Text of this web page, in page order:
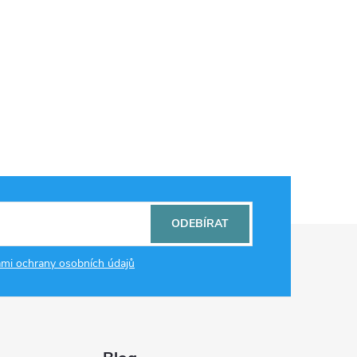
ochrany osobních údajů
ODEBÍRAT